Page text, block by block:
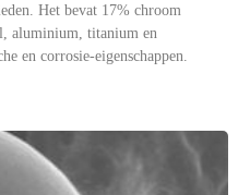
Het bevat 17% chroom
aluminium, titanium en
en corrosie-eigenschappen.